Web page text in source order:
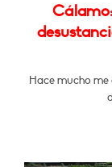
Hace mucho